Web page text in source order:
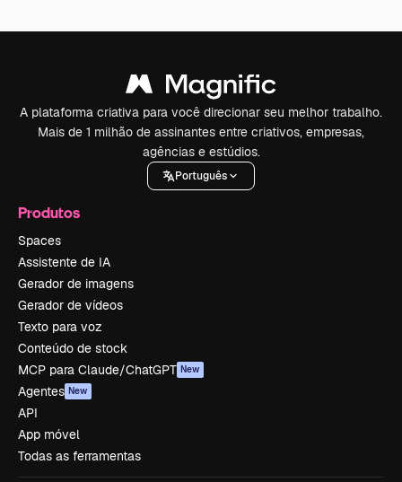
A plataforma criativa para você direcionar seu melhor trabalho.
Mais de 1 milhão de assinantes entre criativos, empresas,
agências e estúdios.
Português
Produtos
Spaces
Assistente de IA
Gerador de imagens
Gerador de vídeos
Texto para voz
Conteúdo de stock
MCP para Claude/ChatGPT New
Agentes New
API
App móvel
Todas as ferramentas